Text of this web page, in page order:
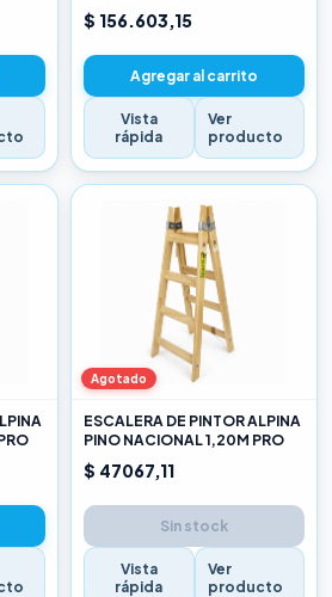
$ 156.603,15
Agregar al carrito
Vista
rápida
Ver
producto
Agotado
ESCALERA DE PINTOR ALPINA
PINO NACIONAL 1,20M PRO
$ 47067,11
Sin stock
Vista
rápida
Ver
producto